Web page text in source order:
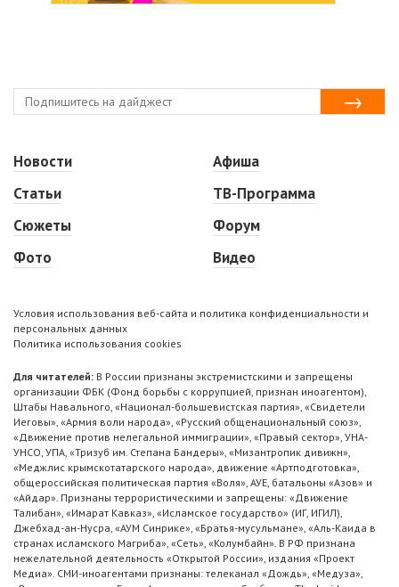
Новости
Статьи
Сюжеты
Фото
Афиша
ТВ-Программа
Форум
Видео
Условия использования веб-сайта и политика конфиденциальности и
персональных данных
Политика использования cookies
Для читателей: В России признаны экстремистскими и запрещены
организации ФБК (Фонд борьбы с коррупцией, признан иноагентом),
Штабы Навального, «Национал-большевистская партия», «Свидетели
Иеговы», «Армия воли народа», «Русский общенациональный союз»,
«Движение против нелегальной иммиграции», «Правый сектор», УНА-
УНСО, УПА, «Тризуб им. Степана Бандеры», «Мизантропик дивижн»,
«Меджлис крымскотатарского народа», движение «Артподготовка»,
общероссийская политическая партия «Воля», АУЕ, батальоны «Азов» и
«Айдар». Признаны террористическими и запрещены: «Движение
Талибан», «Имарат Кавказ», «Исламское государство» (ИГ, ИГИЛ),
Джебхад-ан-Нусра, «АУМ Синрике», «Братья-мусульмане», «Аль-Каида в
странах исламского Магриба», «Сеть», «Колумбайн». В РФ признана
нежелательной деятельность «Открытой России», издания «Проект
Медиа». СМИ-иноагентами признаны: телеканал «Дождь», «Медуза»,